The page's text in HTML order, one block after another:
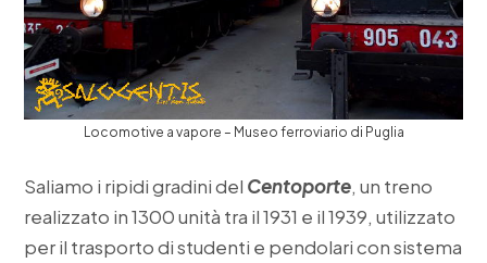
Locomotive a vapore – Museo ferroviario di Puglia
Saliamo i ripidi gradini del Centoporte, un treno
realizzato in 1300 unità tra il 1931 e il 1939, utilizzato
per il trasporto di studenti e pendolari con sistema